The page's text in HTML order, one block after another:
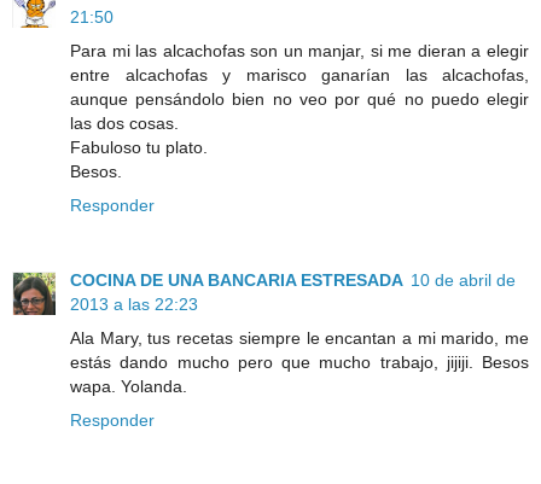
21:50
Para mi las alcachofas son un manjar, si me dieran a elegir
entre alcachofas y marisco ganarían las alcachofas,
aunque pensándolo bien no veo por qué no puedo elegir
las dos cosas.
Fabuloso tu plato.
Besos.
Responder
COCINA DE UNA BANCARIA ESTRESADA 10 de abril de
2013 a las 22:23
Ala Mary, tus recetas siempre le encantan a mi marido, me
estás dando mucho pero que mucho trabajo, jijiji. Besos
wapa. Yolanda.
Responder